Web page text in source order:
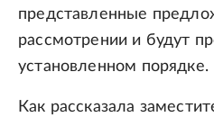
представленные
рассмотрении и будут
установленном порядке.
Как рассказала